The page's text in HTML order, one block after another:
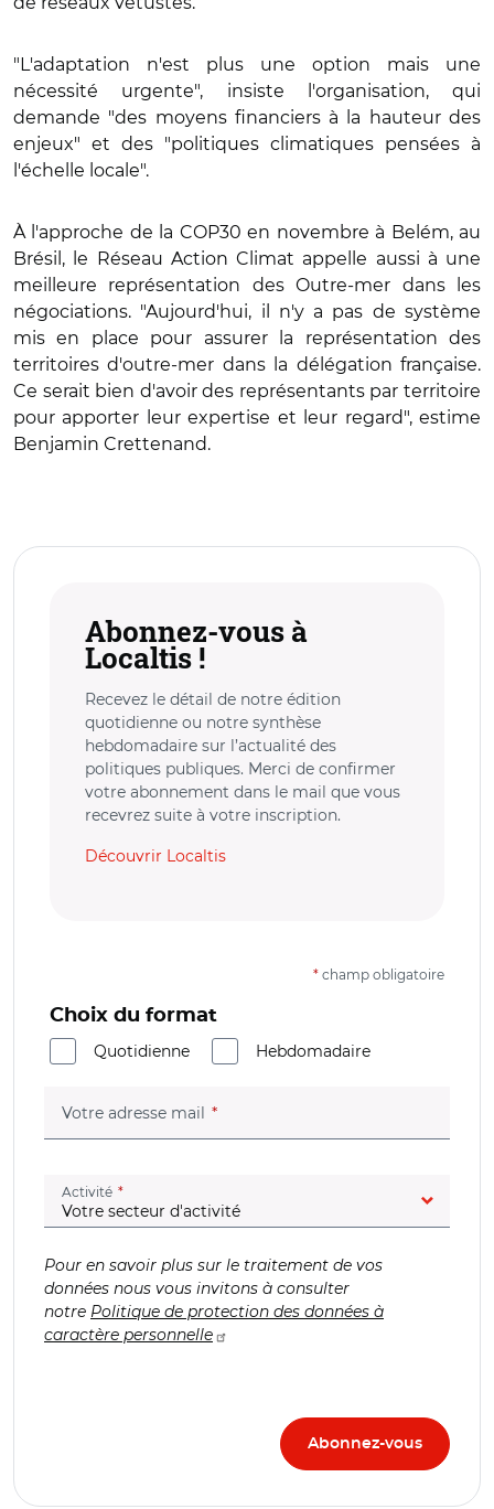
"L'adaptation n'est plus une option mais une
nécessité urgente", insiste l'organisation, qui
demande "des moyens financiers à la hauteur des
enjeux" et des "politiques climatiques pensées à
l'échelle locale".
À l'approche de la COP30 en novembre à Belém, au
Brésil, le Réseau Action Climat appelle aussi à une
meilleure représentation des Outre-mer dans les
négociations. "Aujourd'hui, il n'y a pas de système
mis en place pour assurer la représentation des
territoires d'outre-mer dans la délégation française.
Ce serait bien d'avoir des représentants par territoire
pour apporter leur expertise et leur regard", estime
Benjamin Crettenand.
Abonnez-vous à
Localtis !
Recevez le détail de notre édition
quotidienne ou notre synthèse
hebdomadaire sur l’actualité des
politiques publiques. Merci de confirmer
votre abonnement dans le mail que vous
recevrez suite à votre inscription.
Découvrir Localtis
* champ obligatoire
Choix du format
Quotidienne
Hebdomadaire
Votre adresse mail (champ obligatoire)
Activité (champ obligatoire)
Pour en savoir plus sur le traitement de vos
données nous vous invitons à consulter
notre Politique de protection des données à
caractère personnelle